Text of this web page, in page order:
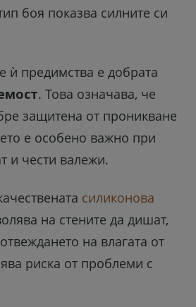
боя показва силните си
ѝ предимства е добрата
. Това означава, че
защитена от проникване
е особено важно при
и чести валежи.
силиконова
на стените да дишат,
на влагата от
риска от проблеми с